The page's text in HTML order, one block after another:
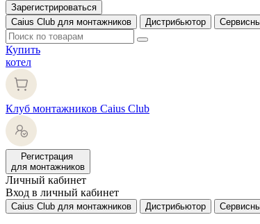
Зарегистрироваться
Caius Club для монтажников
Дистрибьютор
Купить
котел
Клуб монтажников Caius Club
Регистрация
для монтажников
Личный кабинет
Вход в личный кабинет
Caius Club для монтажников Дистрибьютор